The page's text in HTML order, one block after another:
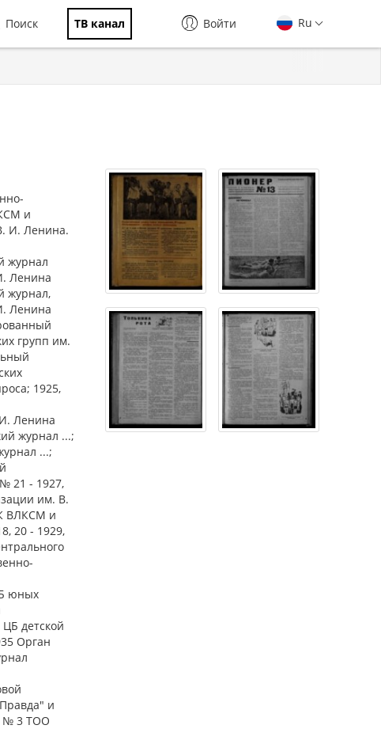
Поиск ТВ канал Ru
Войти
и
И. Ленина.
журнал
Ленина
журнал,
Ленина
групп им.
1925,
Ленина
журнал ...;
...;
21 - 1927,
им. В.
ВЛКСМ и
20 - 1929,
юных
детской
Орган
и
№ 3 ТОО